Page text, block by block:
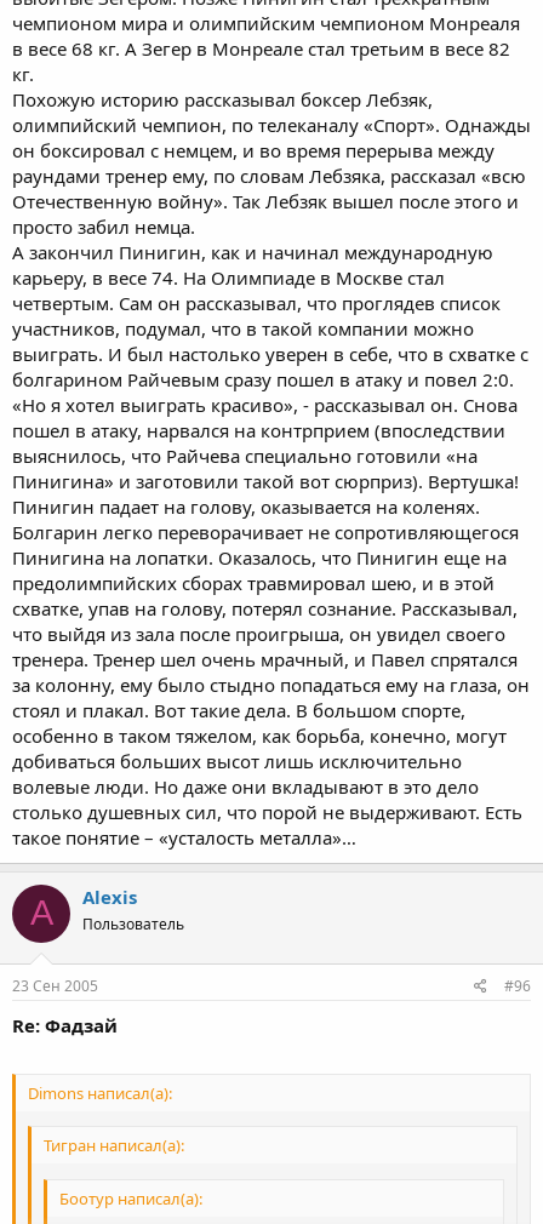
чемпионом мира и олимпийским чемпионом Монреаля
в весе 68 кг. А Зегер в Монреале стал третьим в весе 82
кг.
Похожую историю рассказывал боксер Лебзяк,
олимпийский чемпион, по телеканалу «Спорт». Однажды
он боксировал с немцем, и во время перерыва между
раундами тренер ему, по словам Лебзяка, рассказал «всю
Отечественную войну». Так Лебзяк вышел после этого и
просто забил немца.
А закончил Пинигин, как и начинал международную
карьеру, в весе 74. На Олимпиаде в Москве стал
четвертым. Сам он рассказывал, что проглядев список
участников, подумал, что в такой компании можно
выиграть. И был настолько уверен в себе, что в схватке с
болгарином Райчевым сразу пошел в атаку и повел 2:0.
«Но я хотел выиграть красиво», - рассказывал он. Снова
пошел в атаку, нарвался на контрприем (впоследствии
выяснилось, что Райчева специально готовили «на
Пинигина» и заготовили такой вот сюрприз). Вертушка!
Пинигин падает на голову, оказывается на коленях.
Болгарин легко переворачивает не сопротивляющегося
Пинигина на лопатки. Оказалось, что Пинигин еще на
предолимпийских сборах травмировал шею, и в этой
схватке, упав на голову, потерял сознание. Рассказывал,
что выйдя из зала после проигрыша, он увидел своего
тренера. Тренер шел очень мрачный, и Павел спрятался
за колонну, ему было стыдно попадаться ему на глаза, он
стоял и плакал. Вот такие дела. В большом спорте,
особенно в таком тяжелом, как борьба, конечно, могут
добиваться больших высот лишь исключительно
волевые люди. Но даже они вкладывают в это дело
столько душевных сил, что порой не выдерживают. Есть
такое понятие – «усталость металла»…
A Alexis
Пользователь
23 Сен 2005 #96
Re: Фадзай
Dimons написал(а):
Тигран написал(а):
Боотур написал(а):